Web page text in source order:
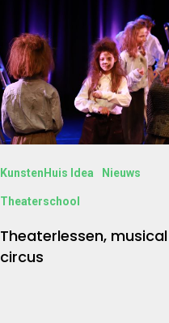
KunstenHuis Idea Nieuws
Theaterschool
Theaterlessen,
circus